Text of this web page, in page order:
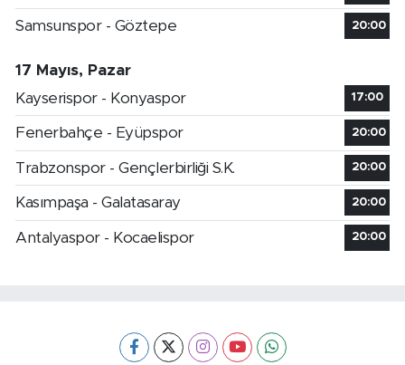
Samsunspor - Göztepe 20:00
17 Mayıs, Pazar
Kayserispor - Konyaspor
17:00
Fenerbahçe - Eyüpspor 20:00
Trabzonspor - Gençlerbirliği S.K. 20:00
Kasımpaşa - Galatasaray 20:00
Antalyaspor - Kocaelispor 20:00